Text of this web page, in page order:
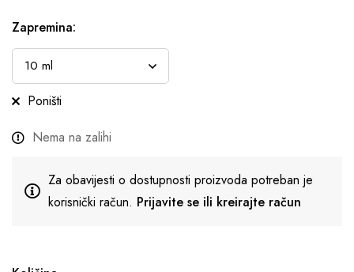
Zapremina:
Poništi
Nema na zalihi
Za obavijesti o dostupnosti proizvoda potreban je
korisnički račun. Prijavite se ili kreirajte račun